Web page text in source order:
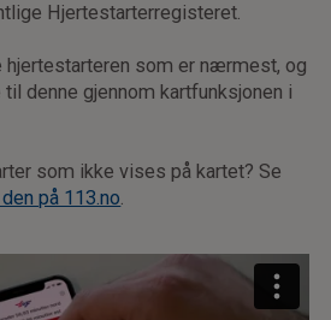
Hjertestarterregisteret.
hjertestarteren som er nærmest, og
denne gjennom kartfunksjonen i
som ikke vises på kartet? Se
på 113.no.